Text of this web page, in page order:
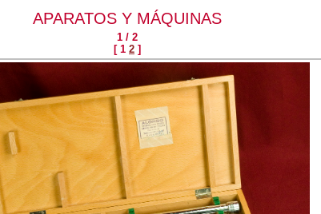
APARATOS Y MÁQUINAS
1 / 2
[ 1 2 ]